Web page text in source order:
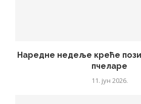
Наредне недеље креће
пчеларе
11. јун 2026.